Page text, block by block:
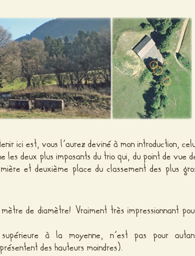
ici est, vous l’aurez deviné à mon introduction,
les deux plus imposants du trio qui, du point de vue
et deuxième place du classement des plus
de diamètre! Vraiment très impressionnant
à la moyenne, n’est pas pour
des hauteurs moindres).